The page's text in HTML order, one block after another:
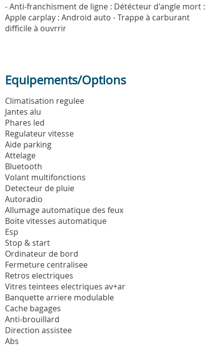
- Anti-franchisment de ligne : Détécteur d'angle mort :
Apple carplay : Android auto - Trappe à carburant
difficile à ouvrrir
Equipements/Options
Climatisation regulee
Jantes alu
Phares led
Regulateur vitesse
Aide parking
Attelage
Bluetooth
Volant multifonctions
Detecteur de pluie
Autoradio
Allumage automatique des feux
Boite vitesses automatique
Esp
Stop & start
Ordinateur de bord
Fermeture centralisee
Retros electriques
Vitres teintees electriques av+ar
Banquette arriere modulable
Cache bagages
Anti-brouillard
Direction assistee
Abs